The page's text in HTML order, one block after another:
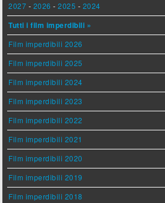
2027 - 2026 -2025 - 2024
Tutti i film imperdibili »
Film imperdibili 2026
Film imperdibili 2025
Film imperdibili 2024
Film imperdibili 2023
Film imperdibili 2022
Film imperdibili 2021
Film imperdibili 2020
Film imperdibili 2019
Film imperdibili 2018